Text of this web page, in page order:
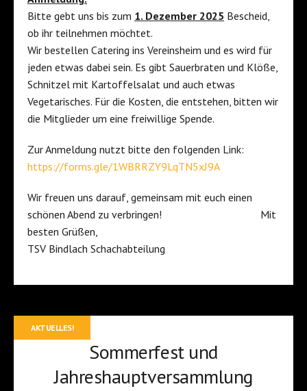
Bitte gebt uns bis zum 1. Dezember 2025 Bescheid,
ob ihr teilnehmen möchtet.
Wir bestellen Catering ins Vereinsheim und es wird für
jeden etwas dabei sein. Es gibt Sauerbraten und Klöße,
Schnitzel mit Kartoffelsalat und auch etwas
Vegetarisches. Für die Kosten, die entstehen, bitten wir
die Mitglieder um eine freiwillige Spende.
Zur Anmeldung nutzt bitte den folgenden Link:
https://forms.gle/1WBRRZY9LqTN5xJ9A
Wir freuen uns darauf, gemeinsam mit euch einen
schönen Abend zu verbringen! Mit
besten Grüßen,
TSV Bindlach Schachabteilung
AKTUELLES!
Sommerfest und
Jahreshauptversammlung